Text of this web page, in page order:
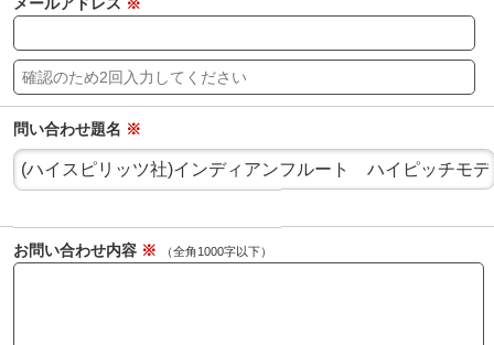
メールアドレス ※
問い合わせ題名 ※
お問い合わせ内容 ※ （全角1000字以下）